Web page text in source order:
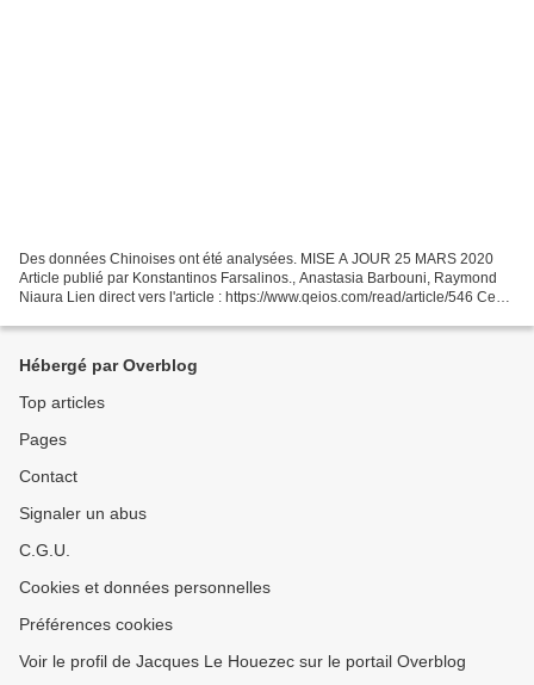
Des données Chinoises ont été analysées. MISE A JOUR 25 MARS 2020
Article publié par Konstantinos Farsalinos., Anastasia Barbouni, Raymond
Niaura Lien direct vers l'article : https://www.qeios.com/read/article/546 Ce
Hébergé par Overblog
Top articles
Pages
Contact
Signaler un abus
C.G.U.
Cookies et données personnelles
Préférences cookies
Voir le profil de Jacques Le Houezec sur le portail Overblog